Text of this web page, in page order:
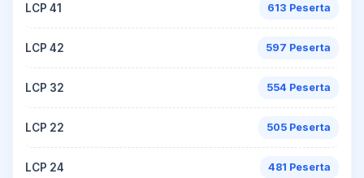
LCP 41 613 Peserta
LCP 42 597 Peserta
LCP 32 554 Peserta
LCP 22 505 Peserta
LCP 24 481 Peserta